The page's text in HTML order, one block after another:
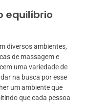
equilíbrio
diversos ambientes,
de massagem e
uma variedade de
na busca por esse
um ambiente que
que cada pessoa